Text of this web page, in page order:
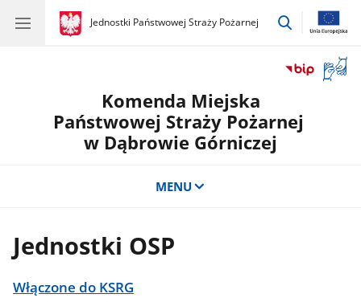
gov.pl
Jednostki Państwowej Straży Pożarnej
gov.pl
Jednostki
przejdź
okno
Komenda Miejska
Państwowej Straży Pożarnej
w Dąbrowie Górniczej
MENU
Jednostki OSP
Włączone do KSRG